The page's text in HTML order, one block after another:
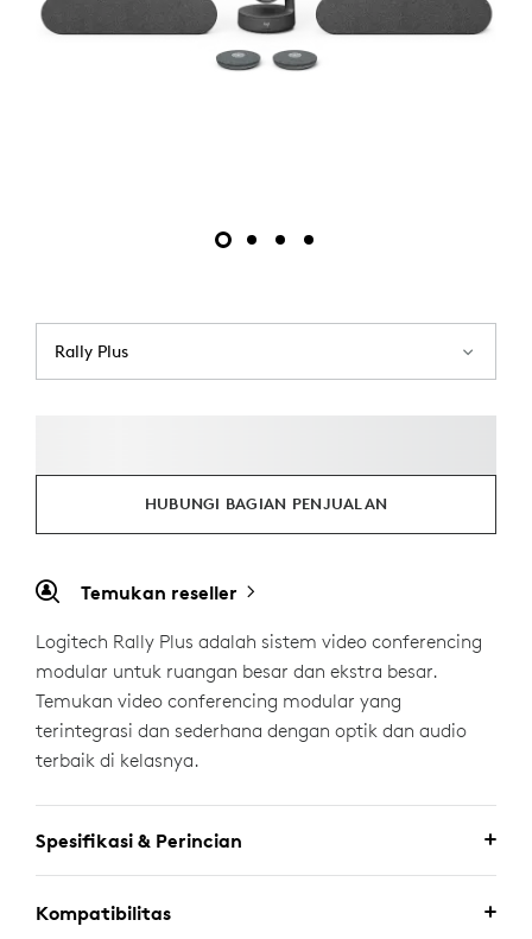
Rally Plus
HUBUNGI BAGIAN PENJUALAN
Temukan reseller
Logitech Rally Plus adalah sistem video conferencing
modular untuk ruangan besar dan ekstra besar.
Temukan video conferencing modular yang
terintegrasi dan sederhana dengan optik dan audio
terbaik di kelasnya.
Spesifikasi & Perincian
Kompatibilitas